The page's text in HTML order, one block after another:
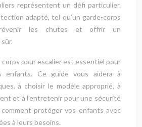
représentent un défi particulier.
adapté, tel qu’un garde-corps
les chutes et offrir un
corps pour escalier est essentiel pour
enfants. Ce guide vous aidera à
à choisir le modèle approprié, à
et à l’entretenir pour une sécurité
comment protéger vos enfants avec
à leurs besoins.